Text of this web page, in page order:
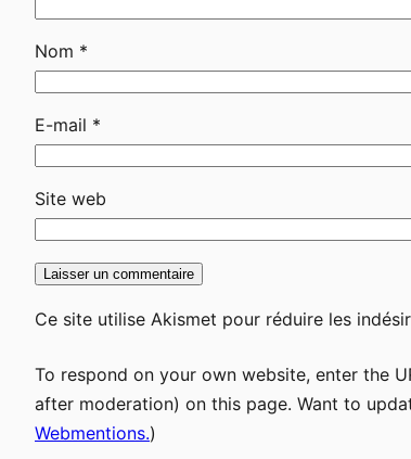
Nom *
E-mail *
Site web
Ce site utilise Akismet pour réduire les
To respond on your own website, enter the
after moderation) on this page. Want to
Webmentions.)